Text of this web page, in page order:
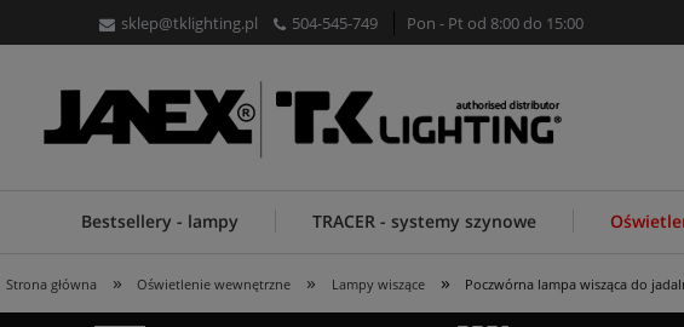
sklep@tklighting.pl 504-545-749 Pon - Pt od 8:00 do 15:00
Bestsellery - lampy TRACER - systemy szynowe
Strona główna » Oświetlenie wewnętrzne » Lampy wiszące » Poczwórna lampa wisząca do